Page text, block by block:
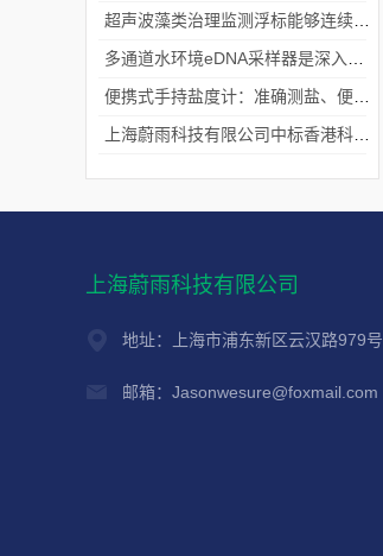
上海蔚雨科技有限公司
地址：上海市浦东新区云汉路979号
邮箱：Jasonwesure@foxmail.com